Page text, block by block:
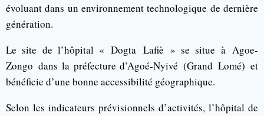
évoluant dans un environnement technologique de dernière
génération.
Le site de l’hôpital «Dogta Lafiè » se situe àAgoe-
Zongo dans la préfecture d’Agoé-Nyivé (Grand Lomé) et
bénéficie d’une bonne accessibilité géographique.
Selon les indicateurs prévisionnels d’activités, l’hôpital de